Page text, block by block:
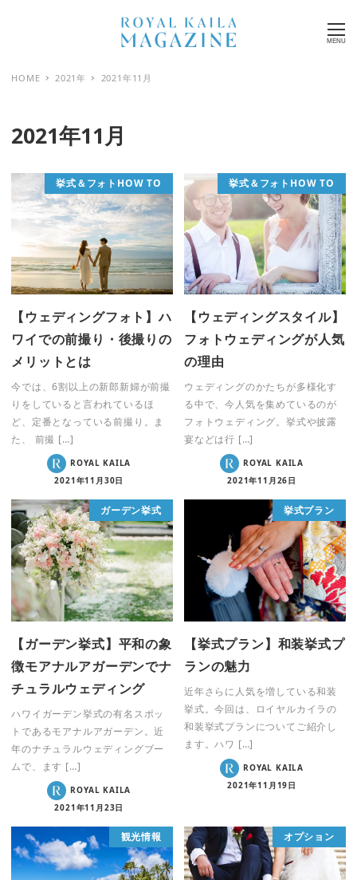
MENU
HOME 2021年 2021年11月
2021年11月
挙式＆フォトHOW TO
【ウェディングフォト】ハ
ワイでの前撮り・後撮りの
メリットとは
今では、6割以上の新郎新婦が前撮
りをしていると言われているほ
ど、定番となっている前撮り。ま
た、 前撮 […]
ROYAL KAILA
2021年11月30日
挙式＆フォトHOW TO
【ウェディングスタイル】
フォトウェディングが人気
の理由
ウェディングのかたちが多様化す
る中で、今人気を集めているのが
フォトウェディング。挙式や披露
宴などは行 […]
ROYAL KAILA
2021年11月26日
ガーデン挙式
【ガーデン挙式】平和の象
徴モアナルアガーデンでナ
チュラルウェディング
ハワイガーデン挙式の有名スポッ
トであるモアナルアガーデン。近
年のナチュラルウェディングブー
ムで、ます […]
ROYAL KAILA
2021年11月23日
挙式プラン
【挙式プラン】和装挙式プ
ランの魅力
近年さらに人気を増している和装
挙式。今回は、ロイヤルカイラの
和装挙式プランについてご紹介し
ます。ハワ […]
ROYAL KAILA
2021年11月19日
観光情報 オプション